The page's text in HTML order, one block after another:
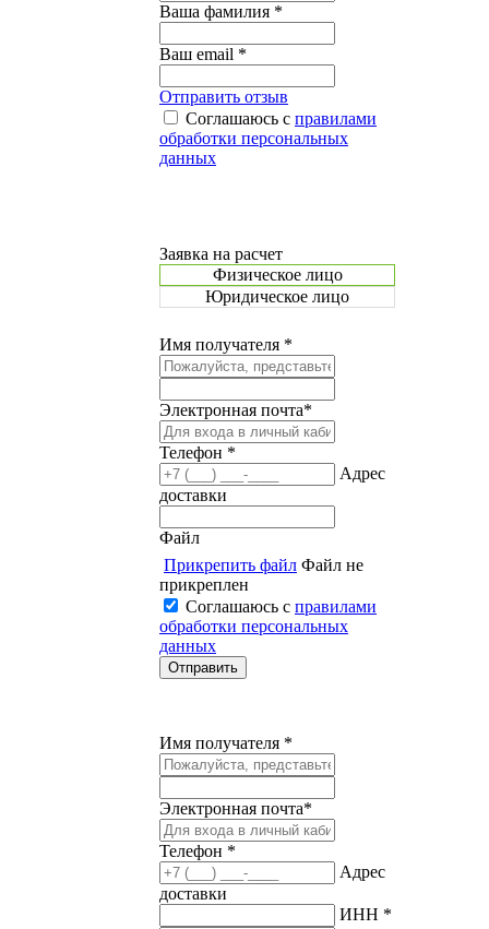
Ваша фамилия *
Ваш email *
Отправить отзыв
Соглашаюсь с правилами
обработки персональных
данных
Заявка на расчет
Физическое лицо
Юридическое лицо
Имя получателя *
Электронная почта*
Телефон *
Адрес
доставки
Файл
Прикрепить файл Файл не
прикреплен
Соглашаюсь с правилами
обработки персональных
данных
Имя получателя *
Электронная почта*
Телефон *
Адрес
доставки
ИНН *